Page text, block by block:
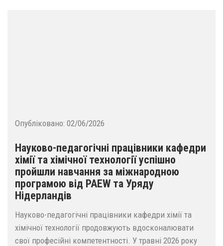
Опубліковано: 02/06/2026
Науково-педагогічні працівники кафедри
хімії та хімічної технології успішно
пройшли навчання за міжнародною
програмою від PAEW та Уряду
Нідерландів
Науково-педагогічні працівники кафедри хімії та
хімічної технології продовжують вдосконалювати
свої професійні компетентності. У травні 2026 року